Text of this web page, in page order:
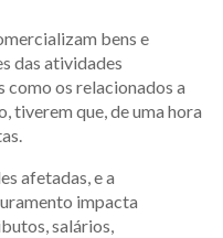
bens e
das atividades
como os relacionados a
tiverem que, de uma hora
afetadas, e a
impacta
salários,